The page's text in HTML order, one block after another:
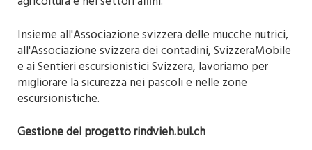
Insieme all'Associazione svizzera delle mucche nutrici,
all'Associazione svizzera dei contadini, SvizzeraMobile
e ai Sentieri escursionistici Svizzera, lavoriamo per
migliorare la sicurezza nei pascoli e nelle zone
escursionistiche.
Gestione del progetto rindvieh.bul.ch